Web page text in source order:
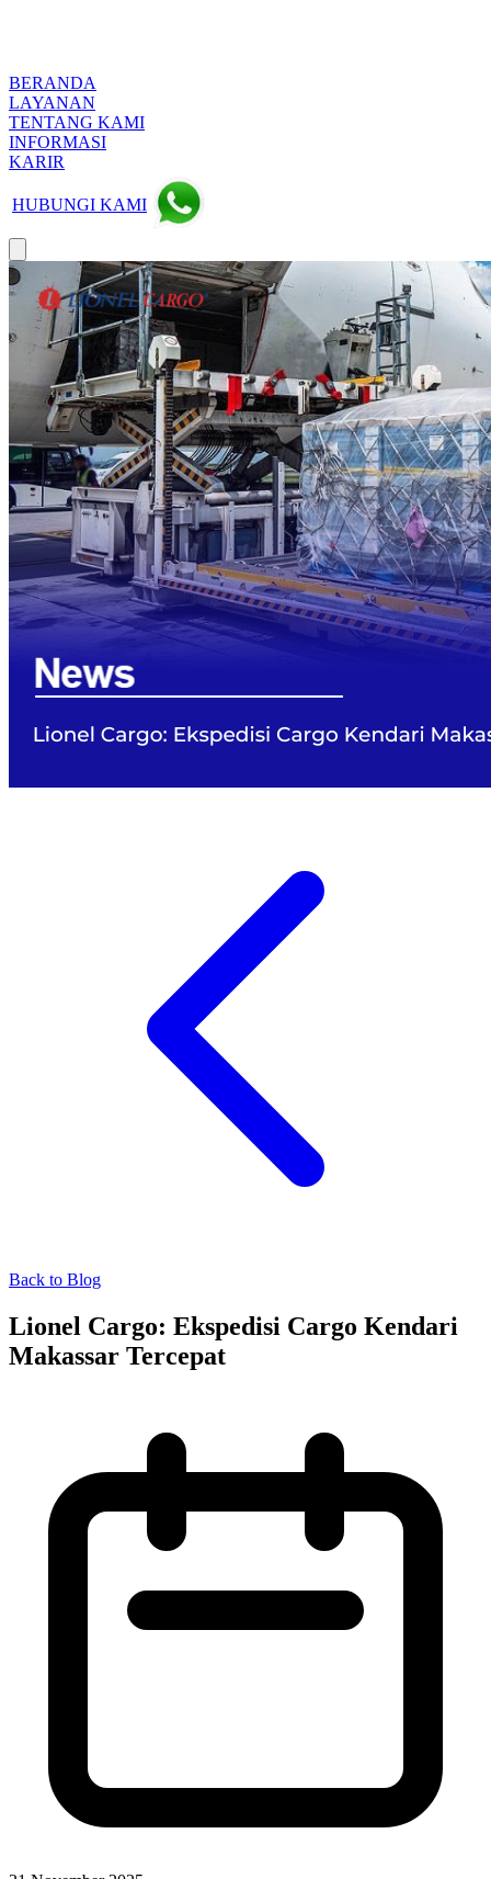
BERANDA
LAYANAN
TENTANG KAMI
INFORMASI
KARIR
HUBUNGI KAMI
Back to Blog
Lionel Cargo: Ekspedisi Cargo Kendari
Makassar Tercepat